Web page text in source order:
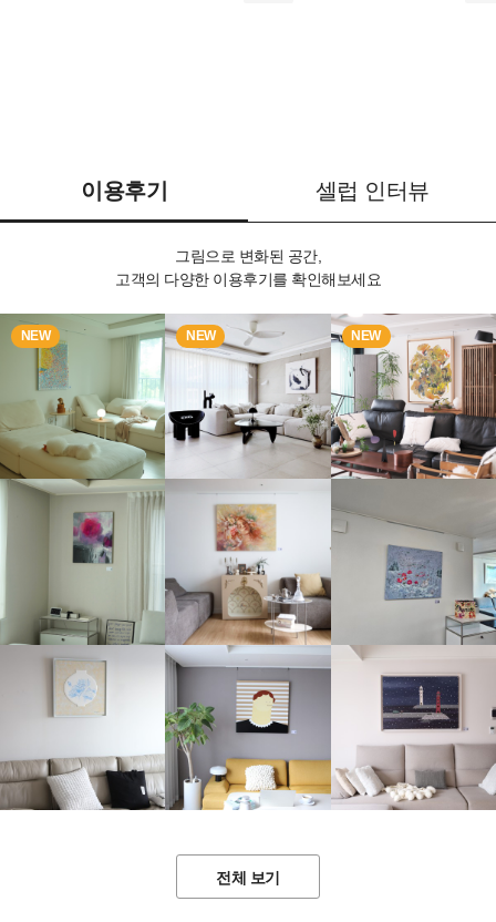
이용후기 셀럽 인터뷰
그림으로 변화된 공간,
고객의 다양한 이용후기를 확인해보세요
NEW NEW NEW
전체 보기